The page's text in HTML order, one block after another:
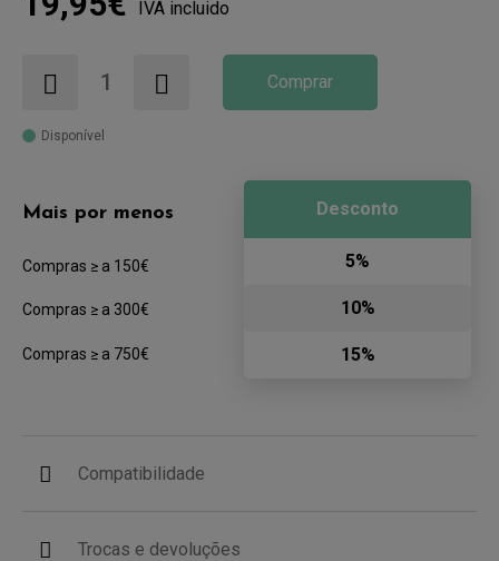
IVA incluido
Comprar
Disponível
Mais por menos
Compras ≥ a 150€
Compras ≥ a 300€
Compras ≥ a 750€
Desconto
5%
10%
15%
Compatibilidade
Trocas e devoluções